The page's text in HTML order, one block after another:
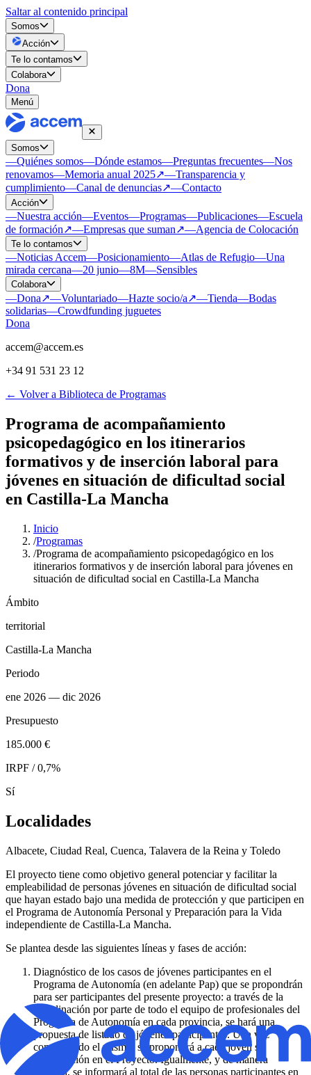
Saltar al contenido principal
Somos
Acción
Te lo contamos
Colabora
Dona
Menú
Somos
—Quiénes somos—Dónde estamos—Preguntas frecuentes—Nos
renovamos—Memoria anual 2025↗—Transparencia y
cumplimiento—Canal de denuncias↗—Contacto
Acción
—Nuestra acción—Eventos—Programas—Publicaciones—Escuela
de formación↗—Empresas que suman↗—Agencia de Colocación
Te lo contamos
—Noticias Accem—Posicionamiento—Atlas de Refugio—Una
mirada cercana—20 junio—8M—Sensibles
Colabora
—Dona↗—Voluntariado—Hazte socio/a↗—Tienda—Bodas
solidarias—Crowdfunding juguetes
Dona
accem@accem.es
+34 91 531 23 12
← Volver a Biblioteca de Programas
Programa de acompañamiento
psicopedagógico en los itinerarios
formativos y de inserción laboral para
jóvenes en situación de dificultad social
en Castilla-La Mancha
Inicio
/Programas
/Programa de acompañamiento psicopedagógico en los
itinerarios formativos y de inserción laboral para jóvenes en
situación de dificultad social en Castilla-La Mancha
Ámbito
territorial
Castilla-La Mancha
Periodo
ene 2026 — dic 2026
Presupuesto
185.000 €
IRPF / 0,7%
Sí
Localidades
Albacete, Ciudad Real, Cuenca, Talavera de la Reina y Toledo
El proyecto tiene como objetivo general potenciar y facilitar la
empleabilidad de personas jóvenes en situación de dificultad social
que hayan estado bajo una medida de protección y que participen en
el Programa de Autonomía Personal y Preparación para la Vida
independiente de Castilla-La Mancha.
Se plantea desde las siguientes líneas y fases de acción:
Diagnóstico de los casos de jóvenes participantes en el
Programa de Autonomía (en adelante Pap) que se propondrán
para ser participantes del presente proyecto: a través de la
coordinación por parte de todo el equipo de profesionales del
Programa de Autonomía en cada provincia, se hará una
propuesta de listado de jóvenes participantes. Una vez
consensuado el mismo, se propondrá a cada joven su
participación en el Proyecto. Igualmente, y de manera
paralela, se informará al total de las personas participantes en